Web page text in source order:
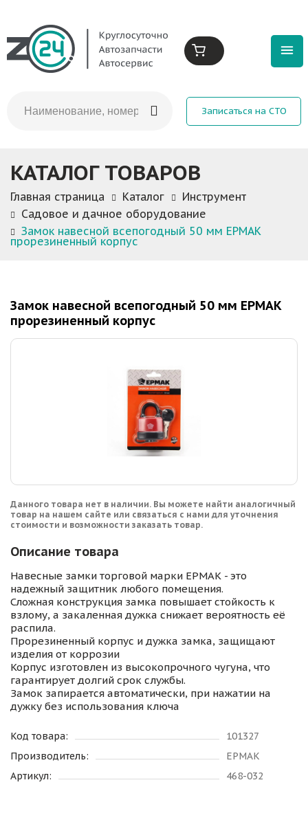
Записаться на СТО
КАТАЛОГ ТОВАРОВ
Главная страница Каталог
Инструмент
Садовое и дачное оборудование
Замок навесной всепогодный 50 мм ЕРМАК
прорезиненный корпус
Замок навесной всепогодный 50 мм ЕРМАК
прорезиненный корпус
Данного товара нет в наличии. Вы можете найти аналогичный
товар на нашем сайте или связаться с нами для уточнения
стоимости и возможности заказать товар.
Описание товара
Навесные замки торговой марки ЕРМАК - это
надежный защитник любого помещения.
Сложная конструкция замка повышает стойкость к
взлому, а закаленная дужка снижает вероятность её
распила.
Прорезиненный корпус и дужка замка, защищают
изделия от коррозии
Корпус изготовлен из высокопрочного чугуна, что
гарантирует долгий срок службы.
Замок запирается автоматически, при нажатии на
дужку без использования ключа
Код товара:
101327
Производитель:
ЕРМАК
Артикул:
468-032